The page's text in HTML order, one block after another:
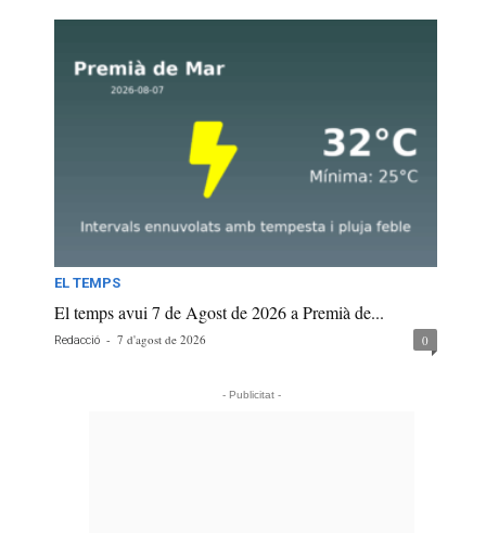
EL TEMPS
El temps avui 7 de Agost de 2026 a Premià de...
Redacció - 7 d'agost de 2026 0
- Publicitat -